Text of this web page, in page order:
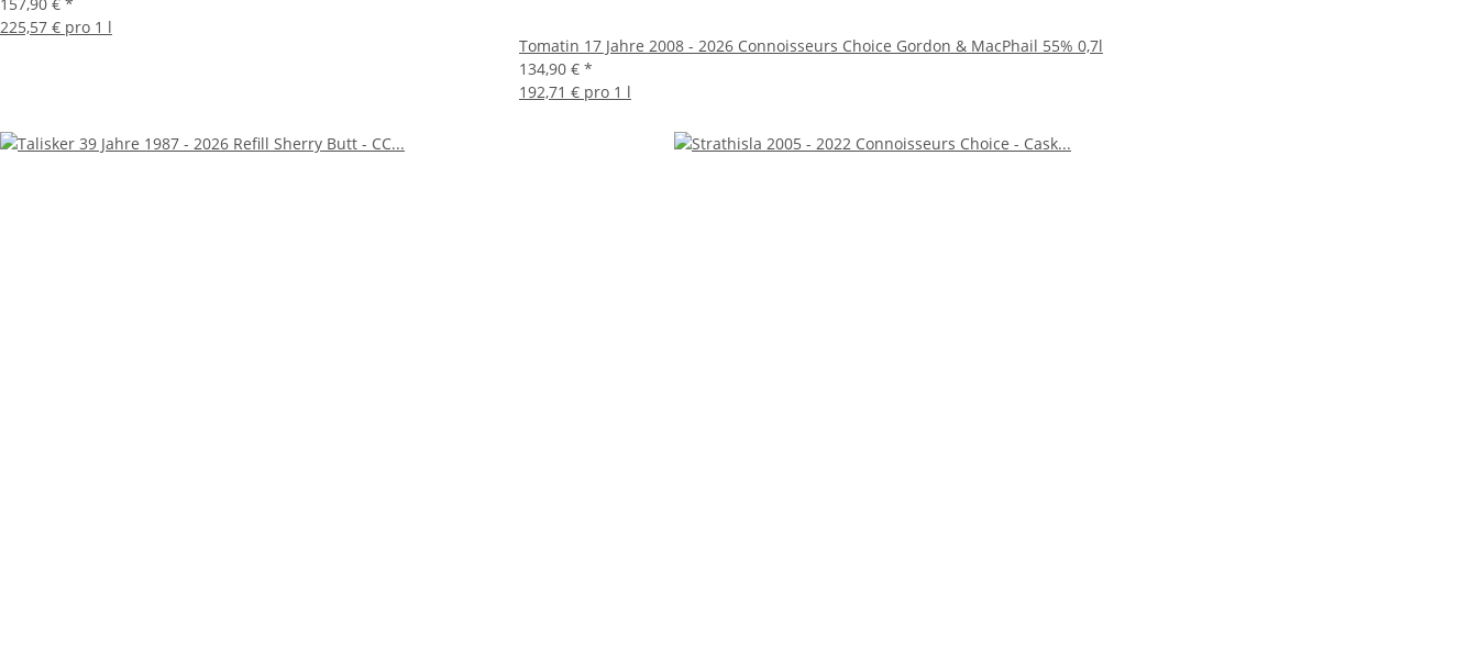
157,90 € *
225,57 € pro 1 l
Tomatin 17 Jahre 2008 - 2026 Connoisseurs Choice Gordon & MacPhail 55% 0,7l
134,90 € *
192,71 € pro 1 l